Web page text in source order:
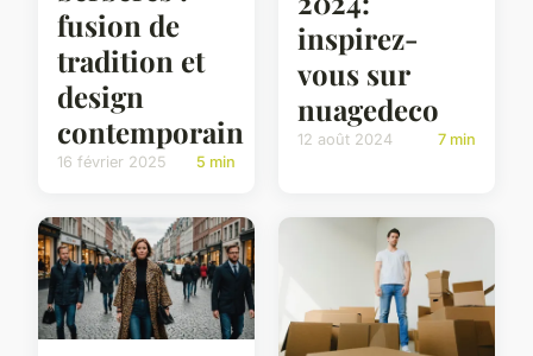
fusion de
tradition et
design
contemporain
16 février 2025 5 min
inspirez-
vous sur
nuagedeco
12 août 2024 7 min